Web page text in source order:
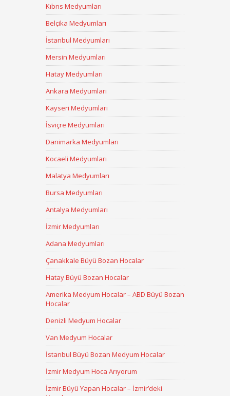
Kıbrıs Medyumları
Belçika Medyumları
İstanbul Medyumları
Mersin Medyumları
Hatay Medyumları
Ankara Medyumları
Kayseri Medyumları
İsviçre Medyumları
Danimarka Medyumları
Kocaeli Medyumları
Malatya Medyumları
Bursa Medyumları
Antalya Medyumları
İzmir Medyumları
Adana Medyumları
Çanakkale Büyü Bozan Hocalar
Hatay Büyü Bozan Hocalar
Amerika Medyum Hocalar – ABD Büyü Bozan
Hocalar
Denizli Medyum Hocalar
Van Medyum Hocalar
İstanbul Büyü Bozan Medyum Hocalar
İzmir Medyum Hoca Arıyorum
İzmir Büyü Yapan Hocalar – İzmir’deki